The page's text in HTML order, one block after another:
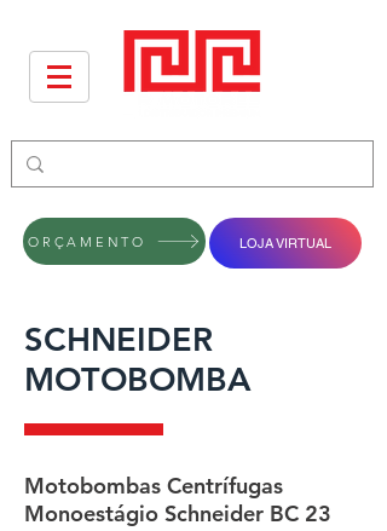
ORÇAMENTO LOJA VIRTUAL
SCHNEIDER
MOTOBOMBA
Motobombas Centrífugas
Monoestágio Schneider BC 23